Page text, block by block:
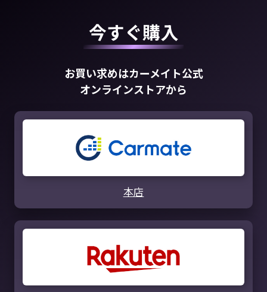
今すぐ購入
お買い求めはカーメイト公式
オンラインストアから
本店